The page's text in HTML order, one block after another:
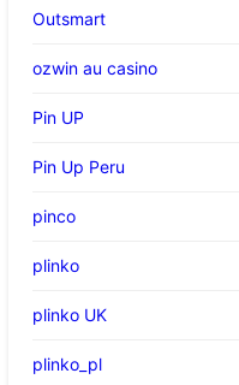
Outsmart
ozwin au casino
Pin UP
Pin Up Peru
pinco
plinko
plinko UK
plinko_pl